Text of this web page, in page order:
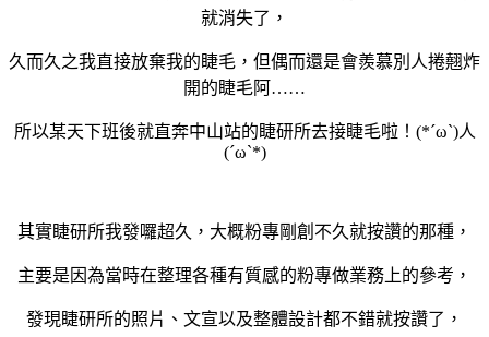
就消失了，
久而久之我直接放棄我的睫毛，但偶而還是會羨慕別人捲翹炸
開的睫毛阿……
所以某天下班後就直奔中山站的睫研所去接睫毛啦！(*´ω`)人
(´ω`*)
其實睫研所我發囉超久，大概粉專剛創不久就按讚的那種，
主要是因為當時在整理各種有質感的粉專做業務上的參考，
發現睫研所的照片、文宣以及整體設計都不錯就按讚了，